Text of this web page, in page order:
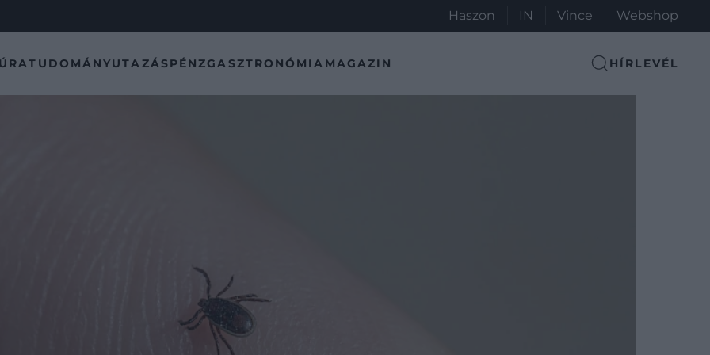
Haszon IN Vince Webshop
TUDOMÁNYUTAZÁSPÉNZGASZTRONÓMIA MAGAZIN HÍRLEVÉL